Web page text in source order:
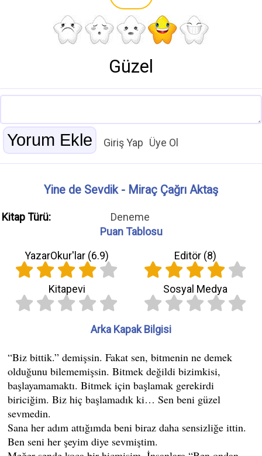
Güzel
Giriş Yap Üye Ol
Yine de Sevdik - Miraç Çağrı Aktaş
Kitap Türü:
Deneme
Puan Tablosu
YazarOkur'lar (6.9) Editör (8)
Kitapevi Sosyal Medya
Arka Kapak Bilgisi